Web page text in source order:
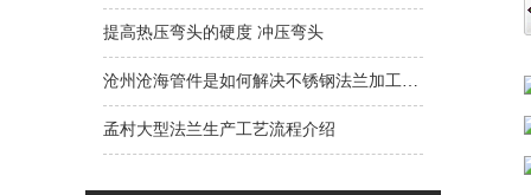
提高热压弯头的硬度 冲压弯头
沧州沧海管件是如何解决不锈钢法兰加工的问题呢？
孟村大型法兰生产工艺流程介绍